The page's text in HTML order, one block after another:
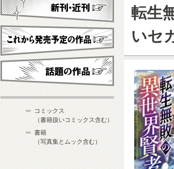
転生
いセ
新刊・近刊
これから発売予定
コミックス
（書籍扱いコミックス含む）
書籍
（写真集とムック含む）